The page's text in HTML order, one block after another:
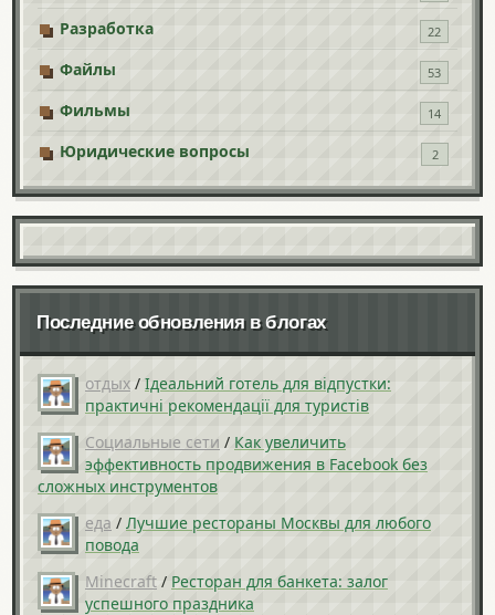
Разработка 22
Файлы 53
Фильмы 14
Юридические вопросы 2
Последние обновления в блогах
отдых / Ідеальний готель для відпустки:
практичні рекомендації для туристів
Социальные сети / Как увеличить
эффективность продвижения в Facebook без
сложных инструментов
еда / Лучшие рестораны Москвы для любого
повода
Minecraft / Ресторан для банкета: залог
успешного праздника